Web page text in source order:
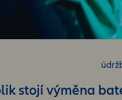
stojí výměna